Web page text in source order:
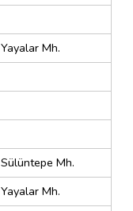
Yayalar Mh.
Sülüntepe Mh.
Yayalar Mh.